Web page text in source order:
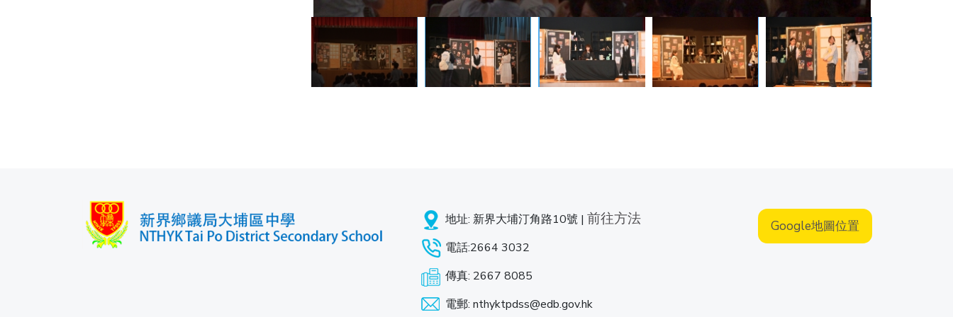
地址: 新界大埔汀角路10號 | 前往方法
電話:2664 3032
傳真: 2667 8085
電郵: nthyktpdss@edb.gov.hk
Google地圖位置